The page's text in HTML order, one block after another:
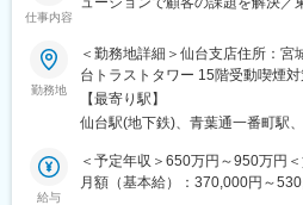
◎組織ナレッジの型化とチームビ
・自身の成功事例や営業手法を汎
・組織全体の成約率向上や若手メ
の強化
◎CRMシステムでの顧客管理 な
仕事内容
■概要：
当社は、キヤノンの営業部門を母
品を国内で独占的に販売し、高い
す。直近では、SIerとしてお客様
ソリューション」ビジネスにも注
ンでは、キヤノン製デバイス（
材、さらに保守サービスを組み合
勤務地
＜勤務地詳細＞仙台支店住所：宮
台トラストタワー 15階受動喫煙
会社の定める事業所（リモートワ
【最寄り駅】
仙台駅(地下鉄)、青葉通一番町駅
給与
＜予定年収＞650万円～950万円
月額（基本給）：370,000円～